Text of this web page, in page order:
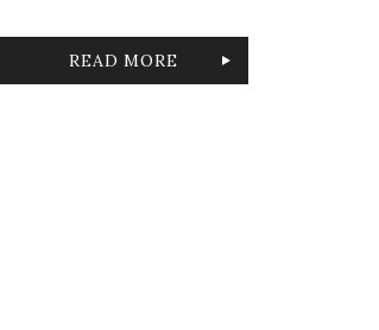
READ MORE